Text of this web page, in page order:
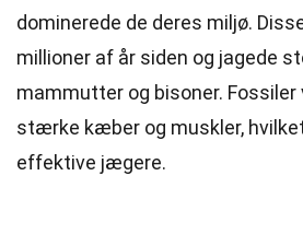
dominerede de deres miljø.
millioner af år siden og jagede
mammutter og bisoner. Fossiler
stærke kæber og muskler,
effektive jægere.